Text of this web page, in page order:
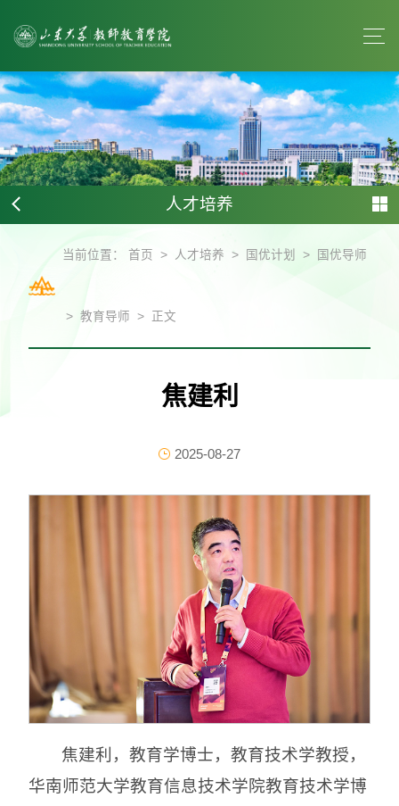
人才培养
当前位置：首页 > 人才培养 > 国优计划 > 国优导师
> 教育导师 > 正文
焦建利
2025-08-27
焦建利，教育学博士，教育技术学教授，
华南师范大学教育信息技术学院教育技术学博